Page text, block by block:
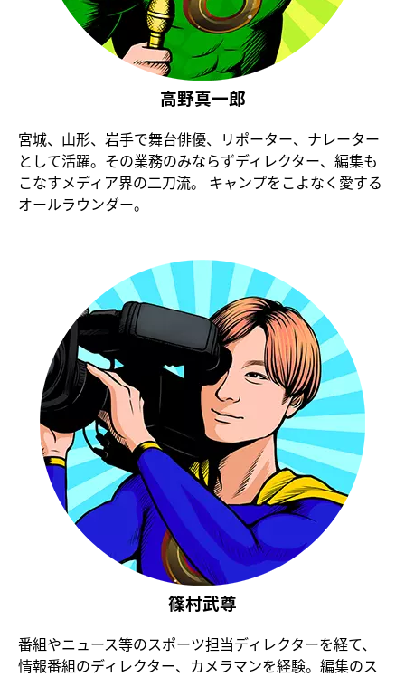
高野真一郎
宮城、山形、岩手で舞台俳優、リポーター、ナレーター
として活躍。その業務のみならずディレクター、編集も
こなすメディア界の二刀流。 キャンプをこよなく愛する
オールラウンダー。
篠村武尊
番組やニュース等のスポーツ担当ディレクターを経て、
情報番組のディレクター、カメラマンを経験。編集のス